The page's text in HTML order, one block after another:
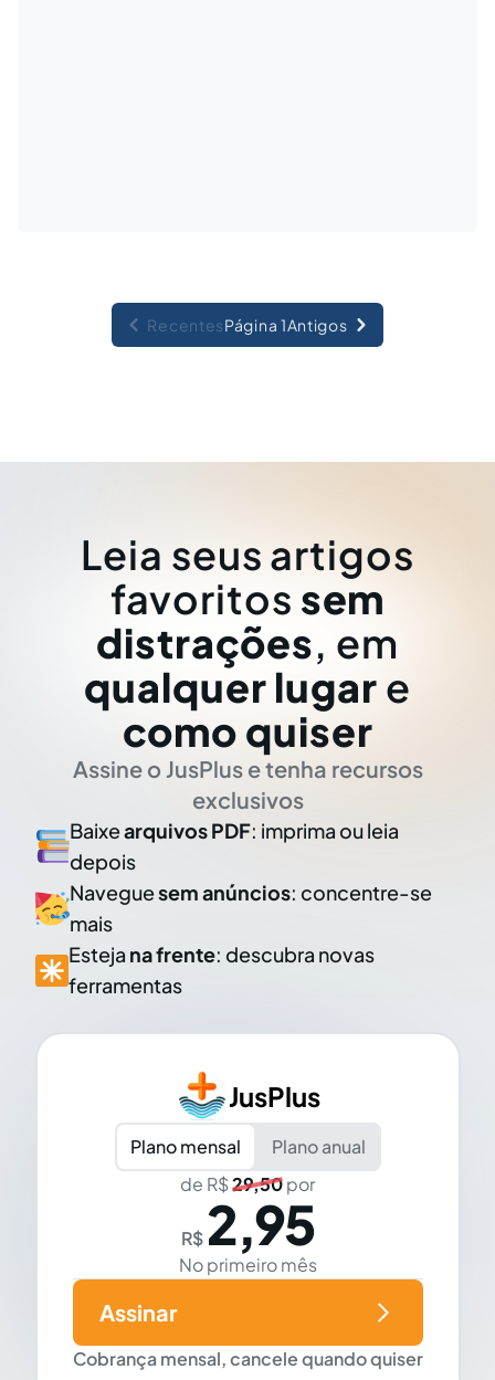
RecentesPágina 1Antigos
Leia seus artigos
favoritos sem
distrações, em
qualquer lugar e
como quiser
Assine o JusPlus e tenha recursos
exclusivos
Baixearquivos PDF: imprima ou leia
depois
Naveguesem anúncios: concentre-se
mais
Esteja na frente: descubra novas
ferramentas
JusPlus
Plano mensal
Plano anual
de R$29,50por
R$ 2,95
No primeiro mês
Cobrança mensal, cancele quando quiser
Assinar